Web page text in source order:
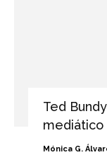
Ted
mediático
Mónica G.